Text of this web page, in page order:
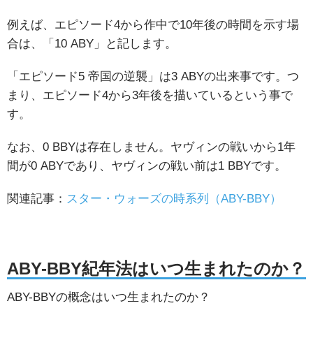
例えば、エピソード4から作中で10年後の時間を示す場
合は、「10 ABY」と記します。
「エピソード5 帝国の逆襲」は3 ABYの出来事です。つ
まり、エピソード4から3年後を描いているという事で
す。
なお、0 BBYは存在しません。ヤヴィンの戦いから1年
間が0 ABYであり、ヤヴィンの戦い前は1 BBYです。
関連記事： スター・ウォーズの時系列（ABY-BBY）
ABY-BBY紀年法はいつ生まれたのか？
ABY-BBYの概念はいつ生まれたのか？